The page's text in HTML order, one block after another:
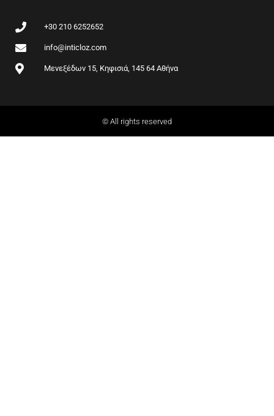
+30 210 6252652
info@inticloz.com
Μενεξέδων 15, Κηφισιά, 145 64 Αθήνα
© All rights reserved